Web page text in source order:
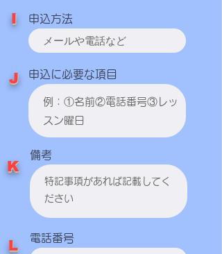
​I 申込方法
​J 申込に必要な項目
​K
備考
​L 電話番号